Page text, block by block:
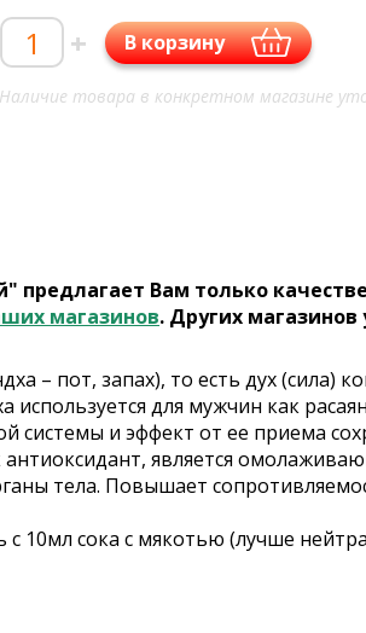
+ В корзину
товара в конкретном магазине
Вам только
магазинов. Других магазинов
– пот, запах), то есть дух
используется для мужчин как
системы и эффект от ее приема
является
тела. Повышает
10мл сока с мякотью (лучше